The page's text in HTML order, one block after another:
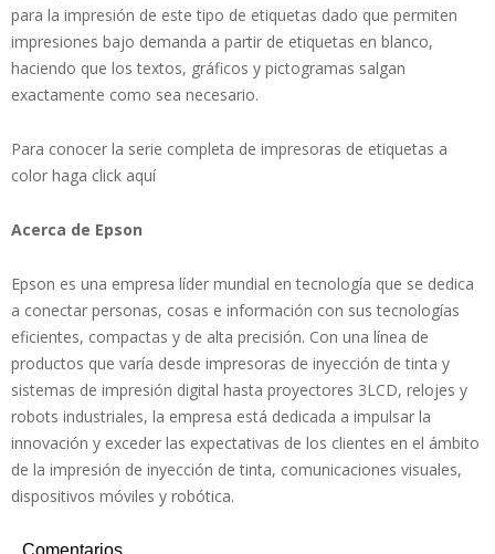
para la impresión de este tipo de etiquetas dado que permiten
impresiones bajo demanda a partir de etiquetas en blanco,
haciendo que los textos, gráficos y pictogramas salgan
exactamente como sea necesario.
Para conocer la serie completa de impresoras de etiquetas a
color haga click aquí
Acerca de Epson
Epson es una empresa líder mundial en tecnología que se dedica
a conectar personas, cosas e información con sus tecnologías
eficientes, compactas y de alta precisión. Con una línea de
productos que varía desde impresoras de inyección de tinta y
sistemas de impresión digital hasta proyectores 3LCD, relojes y
robots industriales, la empresa está dedicada a impulsar la
innovación y exceder las expectativas de los clientes en el ámbito
de la impresión de inyección de tinta, comunicaciones visuales,
dispositivos móviles y robótica.
Comentarios